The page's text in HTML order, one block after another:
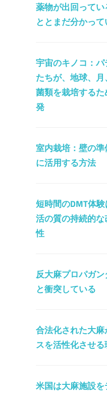
薬物が出回って
ととまだ分かっ
宇宙のキノコ：
たちが、地球、
菌類を栽培する
発
室内栽培：壁の
に活用する方法
短時間のDMT体
活の質の持続的
性
反大麻プロパガ
と衝突している
合法化された大
スを活性化させる
米国は大麻施設